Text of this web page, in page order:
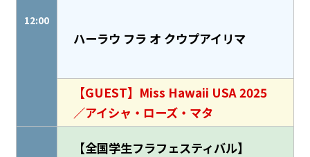
12:00
ハーラウ フラ オ クウプアイリマ
【GUEST】Miss Hawaii USA 2025
／アイシャ・ローズ・マタ
【全国学生フラフェスティバル】